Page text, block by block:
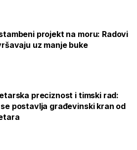
projekt na moru: Radovi
uz manje buke
preciznost i timski rad:
postavlja građevinski kran od